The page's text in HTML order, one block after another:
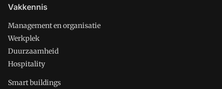
Vakkennis
Management en organisatie
Werkplek
Duurzaamheid
Hospitality
Smart buildings